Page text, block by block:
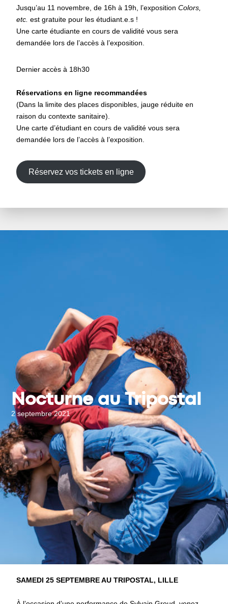
Jusqu’au 11 novembre, de 16h à 19h, l’exposition Colors,
etc. est gratuite pour les étudiant.e.s !
Une carte étudiante en cours de validité vous sera
demandée lors de l’accès à l’exposition.
Dernier accès à 18h30
Réservations en ligne recommandées
(Dans la limite des places disponibles, jauge réduite en
raison du contexte sanitaire).
Une carte d’étudiant en cours de validité vous sera
demandée lors de l’accès à l’exposition.
Réservez vos tickets en ligne
Nocturne au Tripostal
2 septembre 2021
SAMEDI 25 SEPTEMBRE AU TRIPOSTAL, LILLE